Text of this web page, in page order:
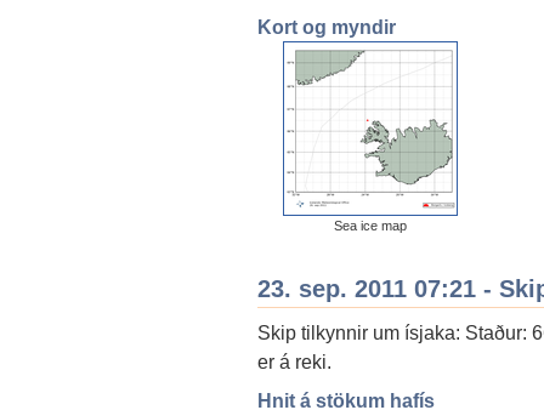
Kort og myndir
Sea ice map
23. sep. 2011 07:21 -
Skip tilkynnir um ísjaka: Staður:
er á reki.
Hnit á stökum hafís